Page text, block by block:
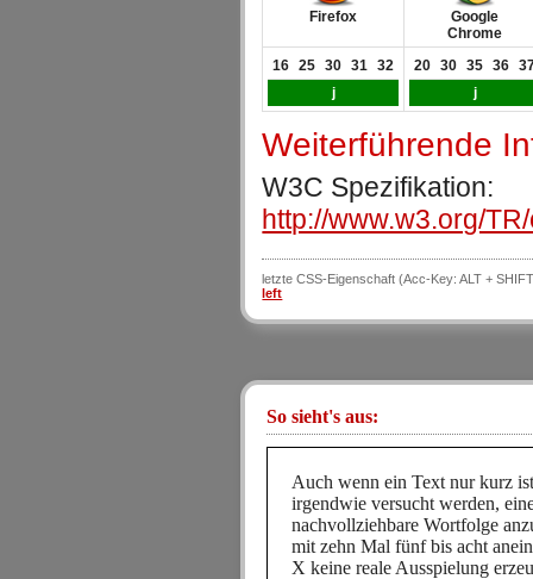
Firefox
Google
Chrome
16 25 30 31 32
j
20 30 35 36
j
Weiterführende
W3C Spezifikation:
http://www.w3.org/
letzte CSS-Eigenschaft (Acc-Key: ALT +
left
So sieht's aus:
Auch wenn ein Text nur kurz
irgendwie versucht werden,
nachvollziehbare Wortfolge
mit zehn Mal fünf bis acht
X keine reale Ausspielung